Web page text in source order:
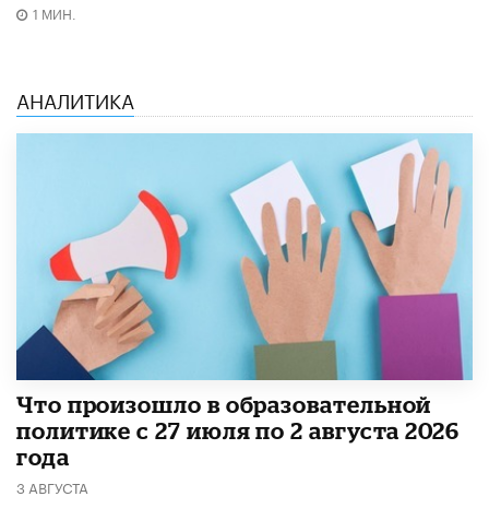
1 МИН.
АНАЛИТИКА
​Что произошло в образовательной
политике с 27 июля по 2 августа 2026
года
3 АВГУСТА